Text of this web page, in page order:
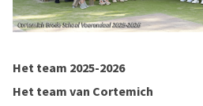
Het team 2025-2026
Het team van Cortemich